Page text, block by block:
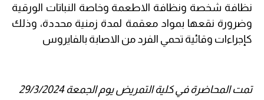
نظافة شخصة ونظافة الاطعمة وخاصة النباتات الورقية
وضرورة نقعها بمواد معقمة لمدة زمنية محددة، وذلك
كإجراءات وقائية تحمي الفرد من الاصابة بالفايروس
تمت المحاضرة في كلية التمريض يوم الجمعة 29/3/2024